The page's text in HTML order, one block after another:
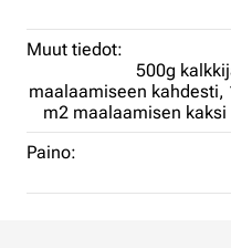
Muut tiedot:
500g
maalaamiseen kahdesti,
m2 maalaamisen kaksi
Paino: